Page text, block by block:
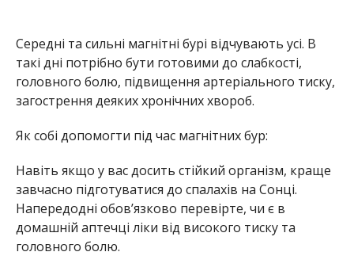
Середні та сильні магнітні бурі відчувають усі. В
такі дні потрібно бути готовими до слабкості,
головного болю, підвищення артеріального тиску,
загострення деяких хронічних хвороб.
Як собі допомогти під час магнітних бур:
Навіть якщо у вас досить стійкий організм, краще
завчасно підготуватися до спалахів на Сонці.
Напередодні обов’язково перевірте, чи є в
домашній аптечці ліки від високого тиску та
головного болю.